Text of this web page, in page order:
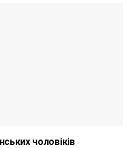
чоловіків